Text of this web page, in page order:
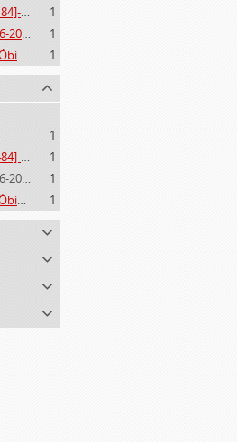
Miranda Henriques. Família ([c. 1484]-[c.1745])
1
Vasconcelos e Sousa. Família (1946-2006)
1
Mascarenhas. Família, condes de Óbidos, Palma e Sabugal (1669-1910)
1
1
Miranda Henriques. Família ([c. 1484]-[c.1745])
1
Vasconcelos e Sousa. Família (1946-2006)
1
Mascarenhas. Família, condes de Óbidos, Palma e Sabugal (1669-1910)
1